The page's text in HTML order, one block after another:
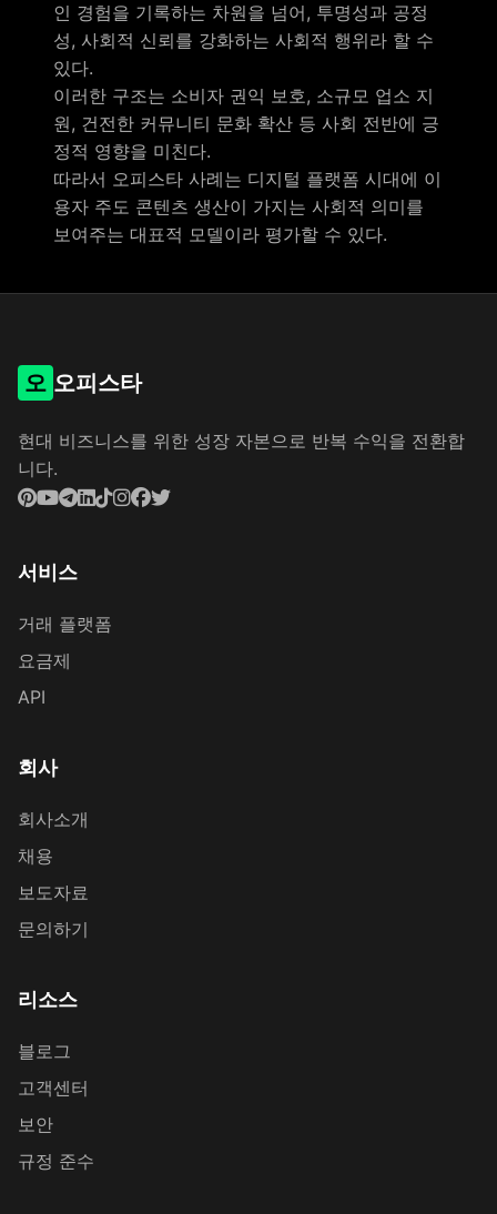
인 경험을 기록하는 차원을 넘어, 투명성과 공정
성, 사회적 신뢰를 강화하는 사회적 행위라 할 수
있다.
이러한 구조는 소비자 권익 보호, 소규모 업소 지
원, 건전한 커뮤니티 문화 확산 등 사회 전반에 긍
정적 영향을 미친다.
따라서 오피스타 사례는 디지털 플랫폼 시대에 이
용자 주도 콘텐츠 생산이 가지는 사회적 의미를
보여주는 대표적 모델이라 평가할 수 있다.
오 오피스타
현대 비즈니스를 위한 성장 자본으로 반복 수익을 전환합
니다.
서비스
거래 플랫폼
요금제
API
회사
회사소개
채용
보도자료
문의하기
리소스
블로그
고객센터
보안
규정 준수